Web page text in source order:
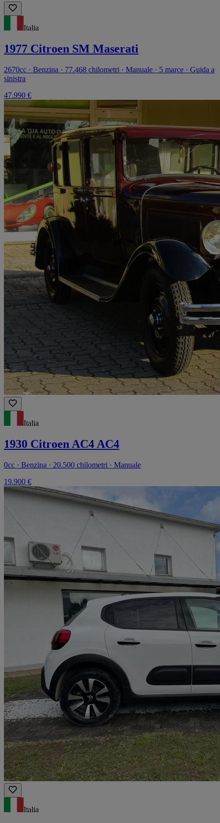
Italia
1977 Citroen SM Maserati
2670cc · Benzina · 77.468 chilometri · Manuale · 5 marce · Guida a
sinistra
47.990 €
Italia
1930 Citroen AC4 AC4
0cc · Benzina · 20.500 chilometri · Manuale
19.900 €
Italia